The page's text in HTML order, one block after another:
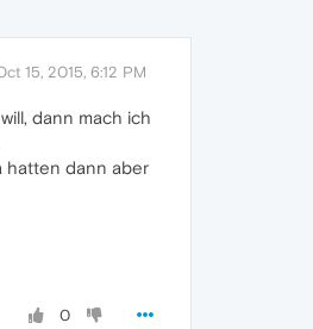
15, 2015, 6:12 PM
dann mach ich
hatten dann aber
0